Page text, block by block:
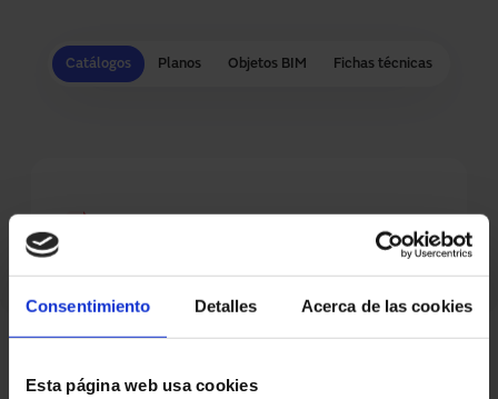
Consentimiento Detalles Acerca de las cookies
Esta página web usa cookies
Catálogos Planos Objetos BIM Fichas técnicas
Perguntas frequentes sobre portas